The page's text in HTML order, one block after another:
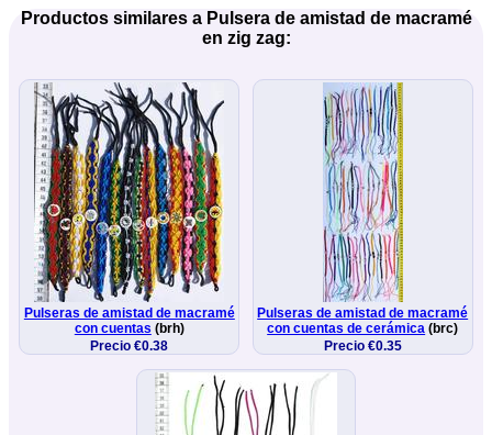
Productos similares a Pulsera de amistad de macramé
en zig zag:
Pulseras de amistad de macramé
con cuentas (brh)
Precio €0.38
Pulseras de amistad de macramé
con cuentas de cerámica (brc)
Precio €0.35